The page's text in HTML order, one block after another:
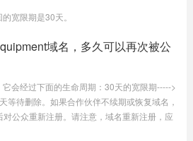
宽限期是30天。
域名，多久可以再次被公
会经过下面的生命周期：30天的宽限期----->
等待删除。如果合作伙伴不续期或恢复域名，
公众重新注册。请注意，域名重新注册，应